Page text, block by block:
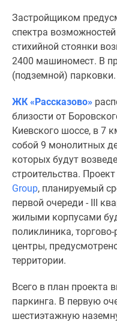
коттеджи
Коттеджные
поселки
Новой
Москве
Готовые
коттеджные
Строящиеся
коттеджные
поселки
Коттеджные
лесу
Коттеджные
поселки
водоема
Застройщиком
спектра
стихийной стоянки
2400 машиномест. В
(подземной) парковки.
ЖК «Рассказово»
близости от
Киевского шоссе, в 7
собой 9 монолитных
которых будут
строительства.
Group, планируемый
первой очереди - III
жилыми корпусами
поликлиника,
центры,
территории.
Всего в план проекта
паркинга. В первую
шестиэтажную